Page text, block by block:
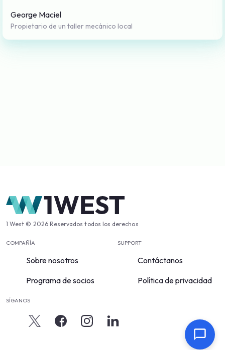
George Maciel
Propietario de un taller mecánico local
1 West © 2026 Reservados todos los derechos
COMPAÑÍA
Sobre nosotros
Programa de socios
SUPPORT
Contáctanos
Política de privacidad
SÍGANOS